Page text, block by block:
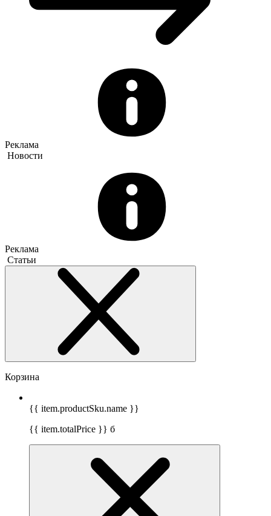
Реклама
Новости
Реклама
Статьи
Корзина
{{ item.productSku.name }}
{{ item.totalPrice }} б